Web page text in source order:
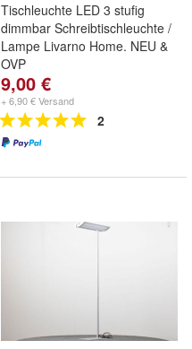
Tischleuchte LED 3 stufig
dimmbar Schreibtischleuchte /
Lampe Livarno Home. NEU &
OVP
9,00 €
+ 6,90 € Versand
2